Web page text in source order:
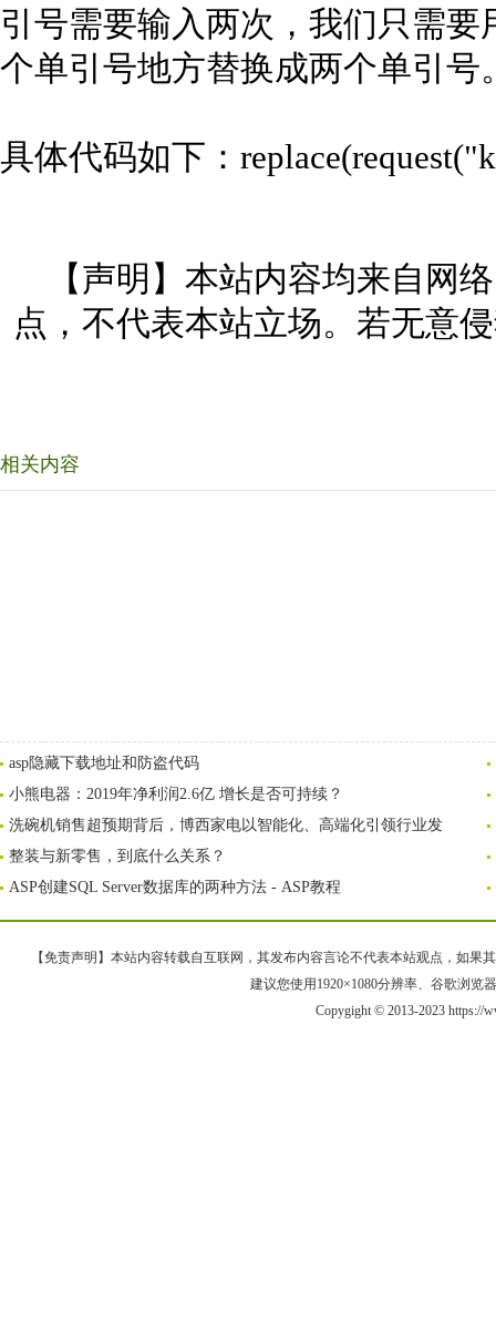
引号需要输入两次，我们只需要
个单引号地方替换成两个单引号
具体代码如下：
【声明】本站内容均来自网
点，不代表本站立场。若无意
相关内容
asp隐藏下载地址和防盗代码
小熊电器：2019年净利润2.6亿 增长是否可持续？
洗碗机销售超预期背后，博西家电以智能化、高端化引领行业发
整装与新零售，到底什么关系？
ASP创建SQL Server数据库的两种方法 - ASP教程
【免责声明】本站内容转载自互联网，其发布内容言论不代表本站观点，如果
建议您使用1920×1080分辨率、谷歌浏览
Copygight © 2013-2023 https://